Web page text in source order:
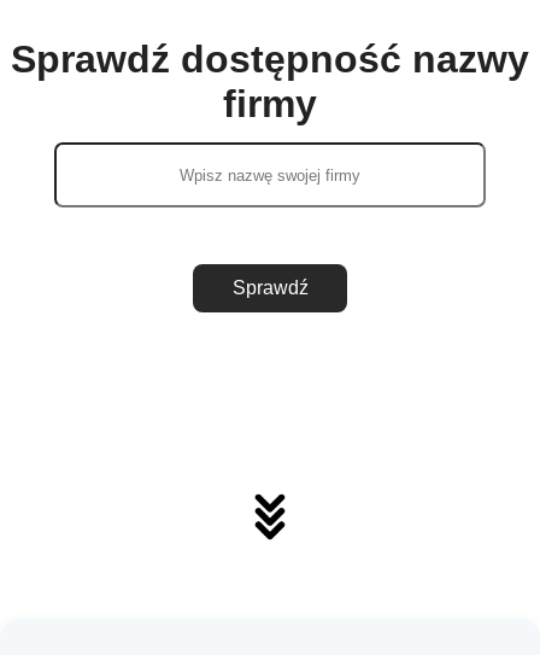
Sprawdź dostępność nazwy
firmy
Sprawdź